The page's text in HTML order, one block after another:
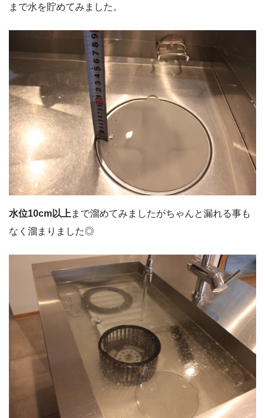
まで水を貯めてみました。
水位10cm以上 まで溜めてみましたがちゃんと漏れる事も
なく溜まりました◎